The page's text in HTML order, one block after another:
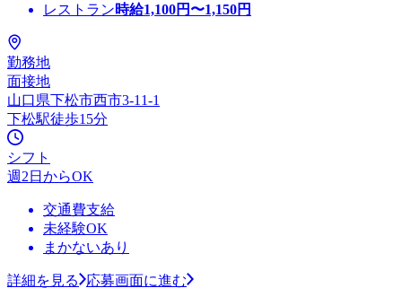
レストラン時給1,100円〜1,150円
勤務地
面接地
山口県下松市西市3-11-1
下松駅徒歩15分
シフト
週2日からOK
交通費支給
未経験OK
まかないあり
詳細を見る 応募画面に進む